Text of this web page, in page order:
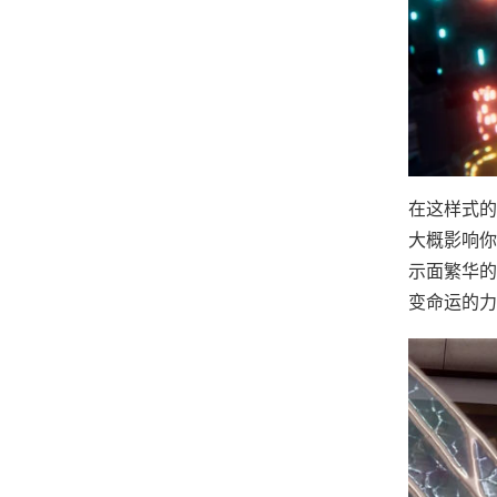
在这样式
大概影响
示面繁华
变命运的